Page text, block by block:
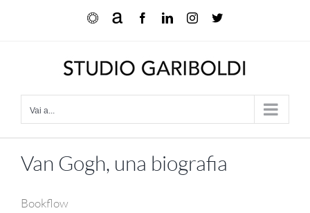
OculaArtnet FacebookLinkedInInstagram
X
Vai a...
Van Gogh, una biografia
Bookflow